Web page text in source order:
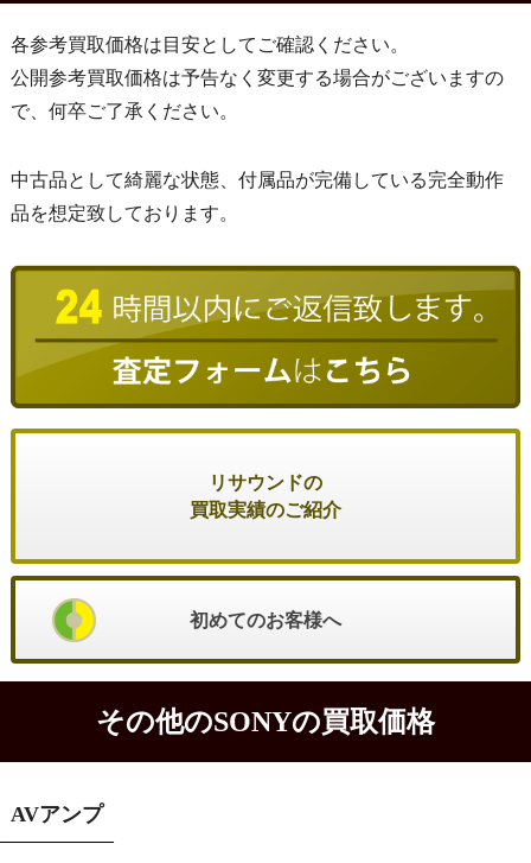
各参考買取価格は目安としてご確認ください。
公開参考買取価格は予告なく変更する場合がございますの
で、何卒ご了承ください。
中古品として綺麗な状態、付属品が完備している完全動作
品を想定致しております。
リサウンドの
買取実績のご紹介
初めてのお客様へ
その他のSONYの買取価格
AVアンプ